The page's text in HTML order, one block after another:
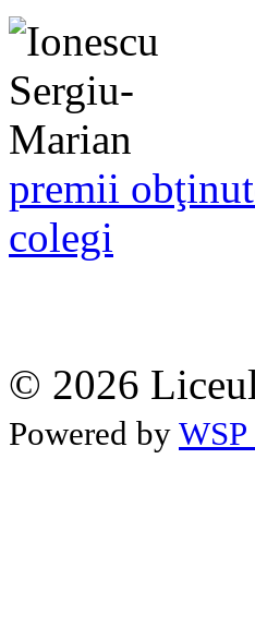
premii
colegi
© 2026
Powered by